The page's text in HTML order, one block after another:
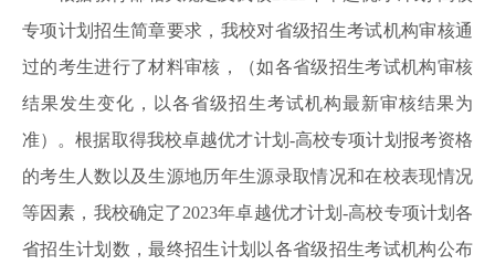
专项计划招生简章要求，我校对省级招生考试机构审核通
过的考生进行了材料审核，（如各省级招生考试机构审核
结果发生变化，以各省级招生考试机构最新审核结果为
准）。根据取得我校卓越优才计划-高校专项计划报考资格
的考生人数以及生源地历年生源录取情况和在校表现情况
等因素，我校确定了2023年卓越优才计划-高校专项计划各
省招生计划数，最终招生计划以各省级招生考试机构公布